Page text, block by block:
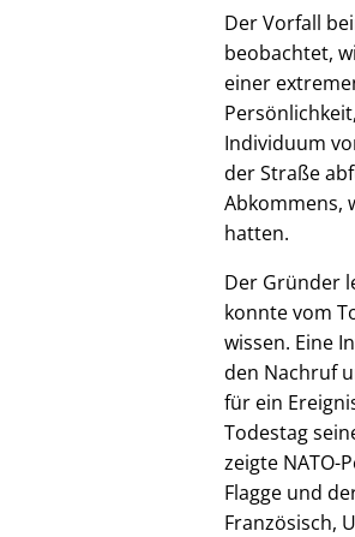
Der Vorfall
beobachtet,
einer
Individuum
der Straße
Abkommens,
hatten.
Der Gründer
konnte vom
wissen. Eine
den Nachruf
für ein
Todestag
zeigte NATO-
Flagge und
Französisch,